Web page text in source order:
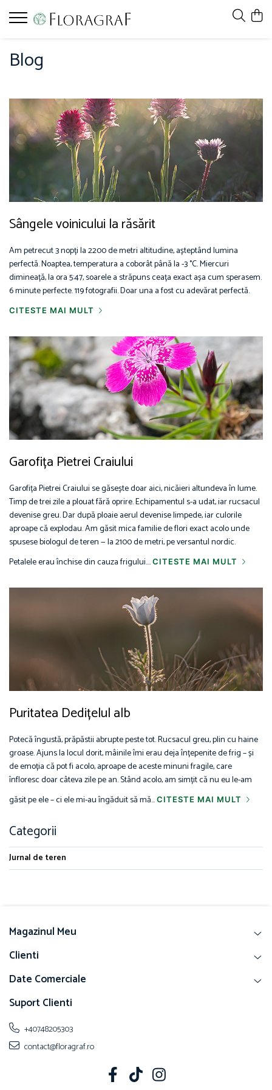
Blog
Sângele voinicului la răsărit
Am petrecut 3 nopți la 2200 de metri altitudine, așteptând lumina
perfectă. Noaptea, temperatura a coborât până la -3 °C. Miercuri
dimineață, la ora 5:47, soarele a străpuns ceața exact așa cum sperasem.
6 minute perfecte. 119 fotografii. Doar una a fost cu adevărat perfectă.
CITESTE MAI MULT
Garofița Pietrei Craiului
Garofița Pietrei Craiului se găsește doar aici, nicăieri altundeva în lume.
Timp de trei zile a plouat fără oprire. Echipamentul s-a udat, iar rucsacul
devenise greu. Dar după ploaie aerul devenise limpede, iar culorile
aproape că explodau. Am găsit mica familie de flori exact acolo unde
spusese biologul de teren — la 2100 de metri, pe versantul nordic.
Petalele erau închise din cauza frigului....CITESTE MAI MULT
Puritatea Dedițelul alb
Potecă îngustă, prăpăstii abrupte peste tot. Rucsacul greu, plin cu haine
groase. Ajuns la locul dorit, mâinile îmi erau deja înțepenite de frig – și
de emoția că pot fi acolo, aproape de aceste minuni fragile, care
înfloresc doar câteva zile pe an. Stând acolo, am simțit că nu eu le-am
găsit pe ele – ci ele mi-au îngăduit să mă...CITESTE MAI MULT
Categorii
Jurnal de teren
Magazinul Meu
Clienti
Date Comerciale
Suport Clienti
+40748205303
contact@floragraf.ro